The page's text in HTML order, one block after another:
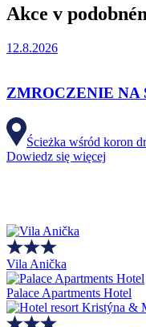
Akce v
12.8.2026
ZMROCZENIE NA
Ścieżka wśród koron
Dowiedz się więcej
Vila Anička
Palace Apartments Hotel